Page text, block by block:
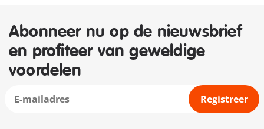
Abonneer nu op de nieuwsbrief
en profiteer van geweldige
voordelen
Registreer